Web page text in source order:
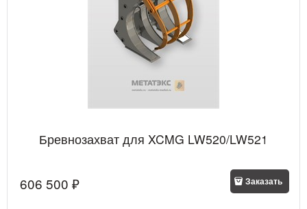
Бревнозахват для XCMG LW520/LW521
606 500 ₽ Заказать